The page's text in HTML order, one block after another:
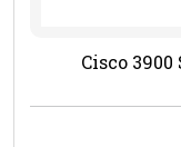
Cisco 3900